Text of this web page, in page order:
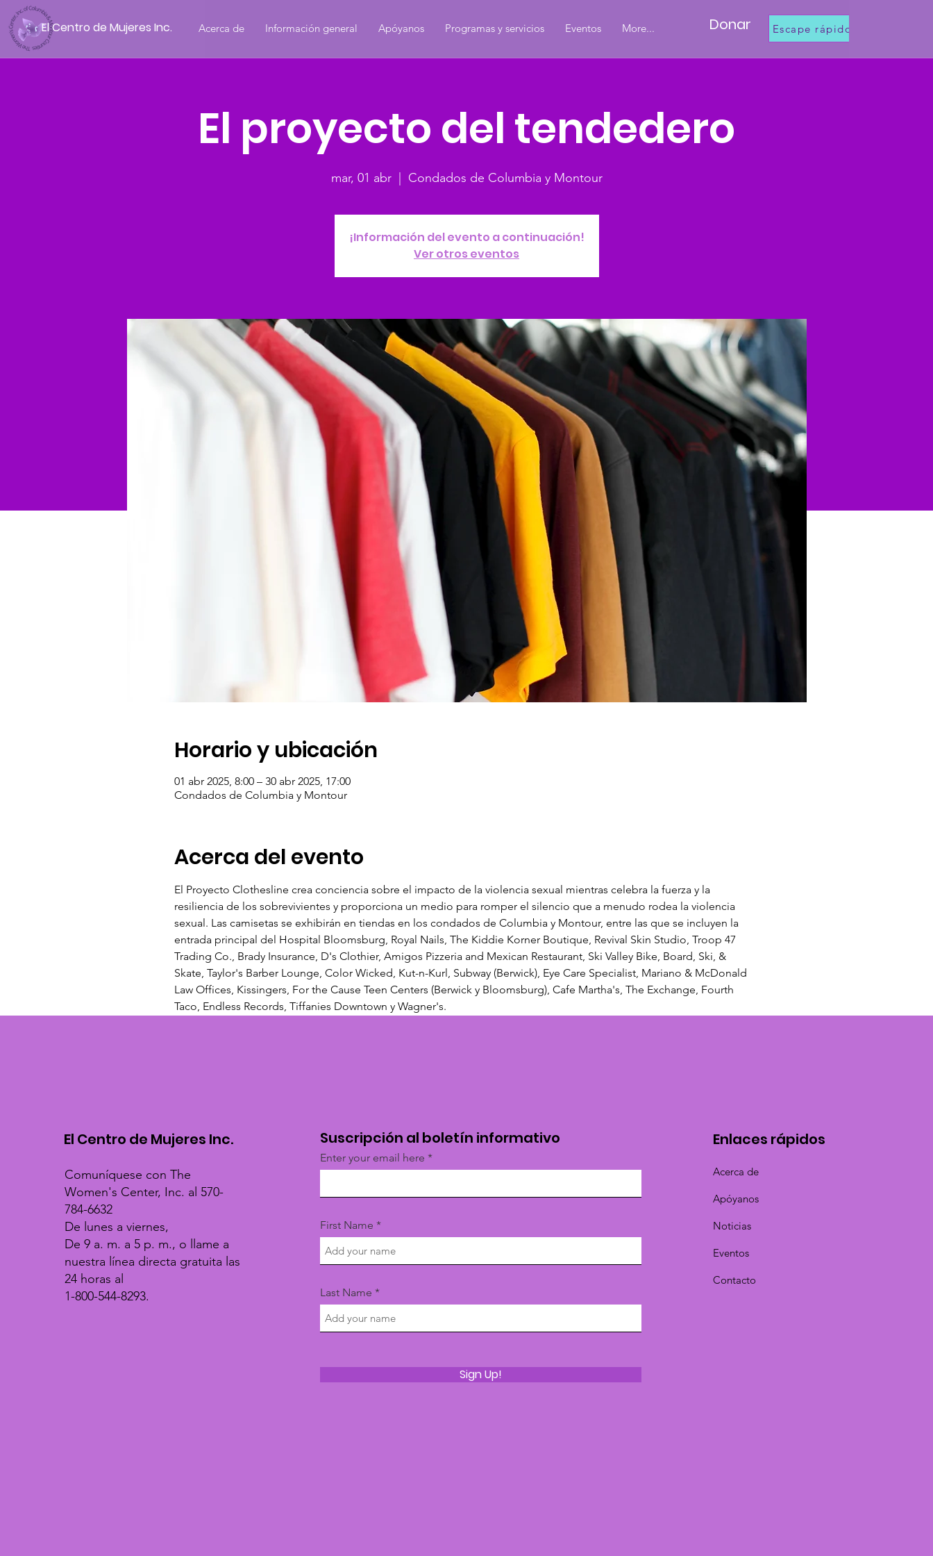
Acerca de Información general Apóyanos Programas y servicios Eventos More... Donar Escape rápido
El Centro de Mujeres Inc.
El proyecto del tendedero
mar, 01 abr
  |
Condados de Columbia y Montour
¡Información del evento a continuación!
Ver otros eventos
Horario y ubicación
01 abr 2025, 8:00 – 30 abr 2025, 17:00
Condados de Columbia y Montour
Acerca del evento
El Proyecto Clothesline crea conciencia sobre el impacto de la violencia sexual mientras celebra la fuerza y la
resiliencia de los sobrevivientes y proporciona un medio para romper el silencio que a menudo rodea la violencia
sexual. Las camisetas se exhibirán en tiendas en los condados de Columbia y Montour, entre las que se incluyen la
entrada principal del Hospital Bloomsburg, Royal Nails, The Kiddie Korner Boutique, Revival Skin Studio, Troop 47
Trading Co., Brady Insurance, D's Clothier, Amigos Pizzeria and Mexican Restaurant, Ski Valley Bike, Board, Ski, &
Skate, Taylor's Barber Lounge, Color Wicked, Kut-n-Kurl, Subway (Berwick), Eye Care Specialist, Mariano & McDonald
Law Offices, Kissingers, For the Cause Teen Centers (Berwick y Bloomsburg), Cafe Martha's, The Exchange, Fourth
Taco, Endless Records, Tiffanies Downtown y Wagner's.
El Centro de Mujeres Inc.
Comuníquese con The
Women's Center, Inc. al 570-
784-6632
De lunes a viernes,
De 9 a. m. a 5 p. m., o llame a
nuestra línea directa gratuita las
24 horas al
1-800-544-8293.
Suscripción al boletín informativo
Enter your email here
First Name
Last Name
Sign Up!
Enlaces rápidos
Acerca de
Apóyanos
Noticias
Eventos
Contacto